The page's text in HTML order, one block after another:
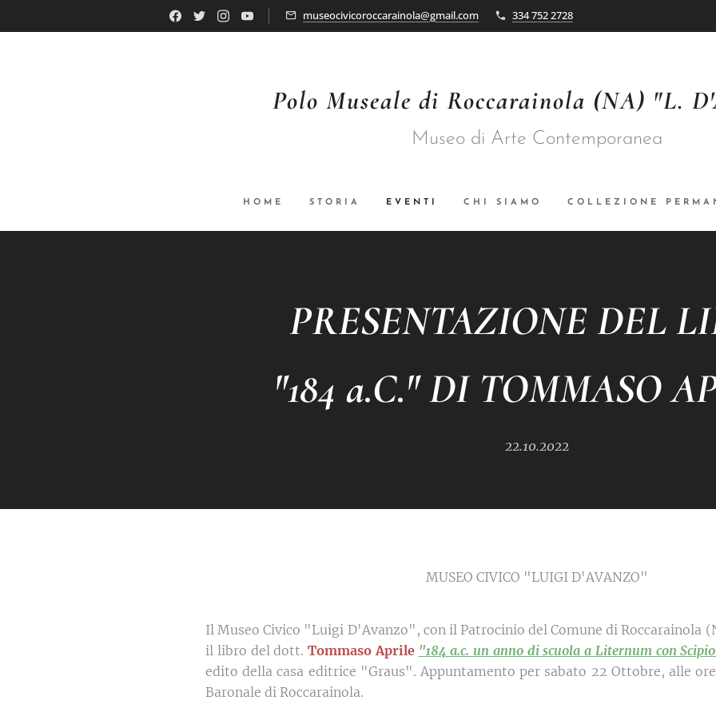
museocivicoroccarainola@gmail.com 334 752 2728
Polo Museale di Roccarainola (NA) "L.
Museo di Arte Contemporanea
HOME STORIA EVENTI CHI SIAMO COLLEZIONE
PRESENTAZIONE DEL
"184 a.C." DI TOMMASO
22.10.2022
MUSEO CIVICO "LUIGI D'AVANZO"
Il Museo Civico "Luigi D'Avanzo", con il Patrocinio del Comune di Roccarainola
il libro del dott. Tommaso Aprile "184 a.c. un anno di scuola a Liternum con
edito della casa editrice "Graus". Appuntamento per sabato 22 Ottobre, alle
Baronale di Roccarainola.